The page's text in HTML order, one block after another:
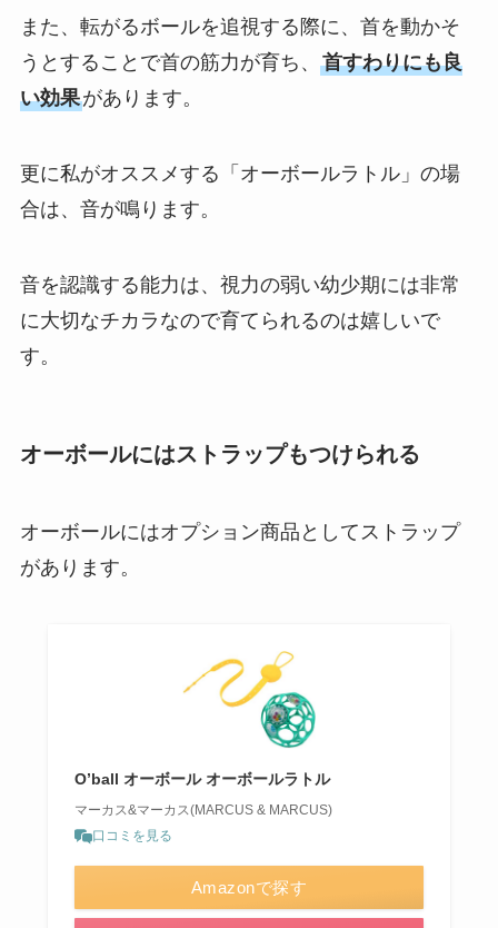
また、転がるボールを追視する際に、首を動かそ
うとすることで首の筋力が育ち、 首すわりにも良
い効果があります。
更に私がオススメする「オーボールラトル」の場
合は、音が鳴ります。
音を認識する能力は、視力の弱い幼少期には非常
に大切なチカラなので育てられるのは嬉しいで
す。
オーボールにはストラップもつけられる
オーボールにはオプション商品としてストラップ
があります。
O’ball オーボール オーボールラトル
マーカス&マーカス(MARCUS & MARCUS)
口コミを見る
Amazonで探す